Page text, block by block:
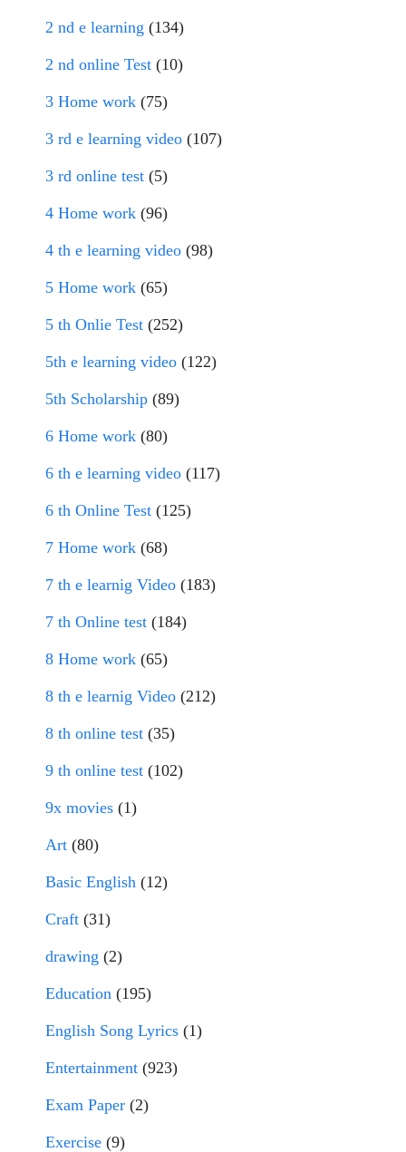
2 nd e learning (134)
2 nd online Test (10)
3 Home work (75)
3 rd e learning video (107)
3 rd online test (5)
4 Home work (96)
4 th e learning video (98)
5 Home work (65)
5 th Onlie Test (252)
5th e learning video (122)
5th Scholarship (89)
6 Home work (80)
6 th e learning video (117)
6 th Online Test (125)
7 Home work (68)
7 th e learnig Video (183)
7 th Online test (184)
8 Home work (65)
8 th e learnig Video (212)
8 th online test (35)
9 th online test (102)
9x movies (1)
Art (80)
Basic English (12)
Craft (31)
drawing (2)
Education (195)
English Song Lyrics (1)
Entertainment (923)
Exam Paper (2)
Exercise (9)